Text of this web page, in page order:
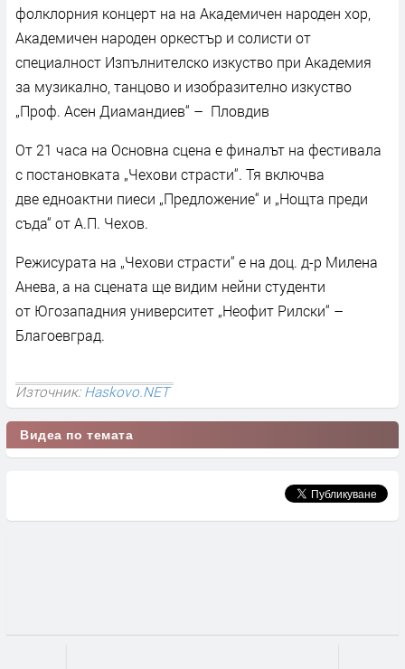
фолклорния концерт на на Академичен народен хор,
Академичен народен оркестър и солисти от
специалност Изпълнителско изкуство при Академия
за музикално, танцово и изобразително изкуство
„Проф. Асен Диамандиев“ – Пловдив
От 21 часа на Основна сцена е финалът на фестивала
с постановката „Чехови страсти“. Тя включва
две едноактни пиеси „Предложение“ и „Нощта преди
съда“ от А.П. Чехов.
Режисурата на „Чехови страсти“ е на доц. д-р Милена
Анева, а на сцената ще видим нейни студенти
от Югозападния университет „Неофит Рилски“ –
Благоевград.
Източник:Haskovo.NET
Видеа по темата